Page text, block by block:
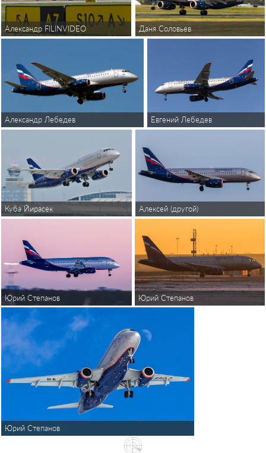
Александр FILINVIDEO Даня Соловьев
Александр Лебедев Евгений Лебедев
Куба Йирасек Алексей (другой)
Юрий Степанов Юрий Степанов
Юрий Степанов